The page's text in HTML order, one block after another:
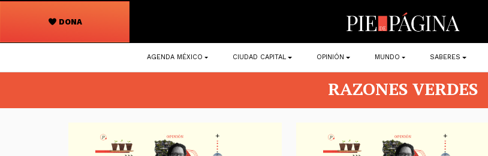
DONA
Navegación
principal
AGENDA MÉXICO CIUDAD CAPITAL OPINIÓN MUNDO SABERES
RAZONES VERDES